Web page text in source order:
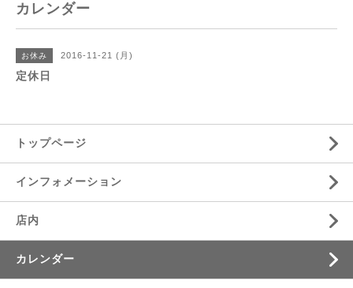
カレンダー
お休み 2016-11-21 (月)
定休日
トップページ
インフォメーション
店内
カレンダー